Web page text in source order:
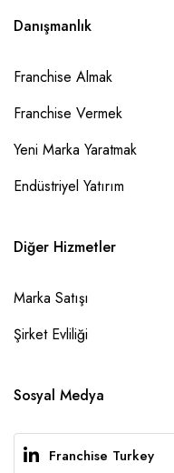
Danışmanlık
Franchise Almak
Franchise Vermek
Yeni Marka Yaratmak
Endüstriyel Yatırım
Diğer Hizmetler
Marka Satışı
Şirket Evliliği
Sosyal Medya
Franchise Turkey